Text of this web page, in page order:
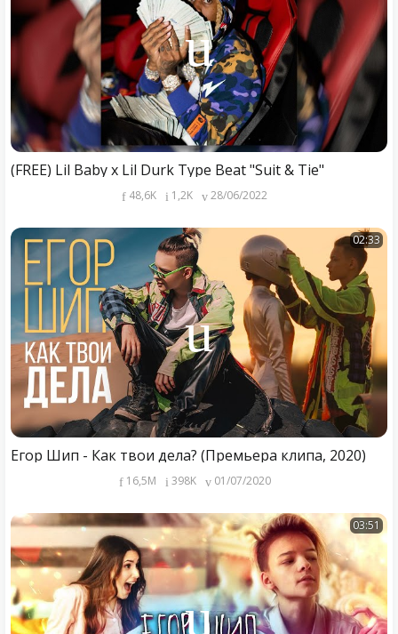
(FREE) Lil Baby x Lil Durk Type Beat "Suit & Tie"
48,6K 1,2K 28/06/2022
02:33
Егор Шип - Как твои дела? (Премьера клипа, 2020)
16,5M 398K 01/07/2020
03:51